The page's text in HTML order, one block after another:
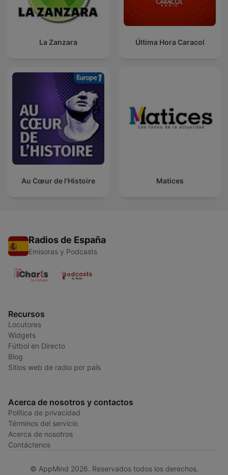
La Zanzara Última Hora Caracol
Au Cœur de l'Histoire Matices
Radios de España
Emisoras y Podcasts
Recursos
Locutores
Widgets
Fútbol en Directo
Blog
Sitios web de radio por país
Acerca de nosotros y contactos
Política de privacidad
Términos del servicio
Acerca de nosotros
Contáctenos
© AppMind 2026. Reservados todos los derechos.